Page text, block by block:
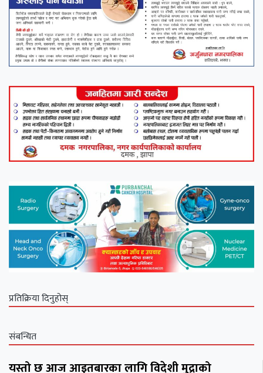
प्रतिक्रिया दिनुहोस्
संबन्धित
यस्तो छ आज आइतबारका लागि विदेशी मुद्राको